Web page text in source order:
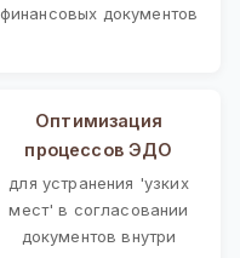
финансовых документов
Оптимизация
процессов ЭДО
для устранения 'узких
мест' в согласовании
документов внутри